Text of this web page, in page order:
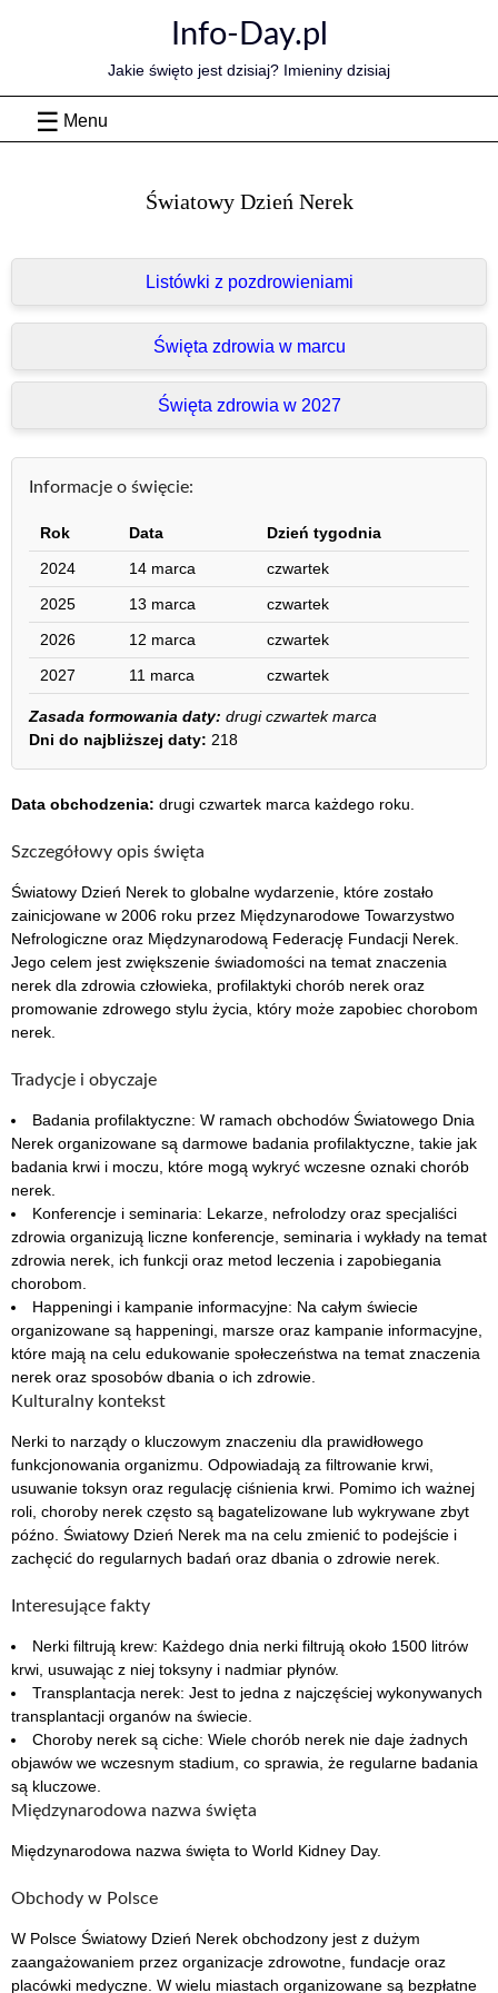
Info-Day.pl
Jakie święto jest dzisiaj? Imieniny dzisiaj
Menu
Światowy Dzień Nerek
Listówki z pozdrowieniami
Święta zdrowia w marcu
Święta zdrowia w 2027
Informacje o święcie:
Rok Data
Dzień tygodnia
2024
14 marca
czwartek
2025
13 marca
czwartek
2026
12 marca
czwartek
2027
11 marca czwartek
Zasada formowania daty: drugi czwartek marca
Dni do najbliższej daty: 218
Data obchodzenia: drugi czwartek marca każdego roku.
Szczegółowy opis święta
Światowy Dzień Nerek to globalne wydarzenie, które zostało
zainicjowane w 2006 roku przez Międzynarodowe Towarzystwo
Nefrologiczne oraz Międzynarodową Federację Fundacji Nerek.
Jego celem jest zwiększenie świadomości na temat znaczenia
nerek dla zdrowia człowieka, profilaktyki chorób nerek oraz
promowanie zdrowego stylu życia, który może zapobiec chorobom
nerek.
Tradycje i obyczaje
Badania profilaktyczne: W ramach obchodów Światowego Dnia
Nerek organizowane są darmowe badania profilaktyczne, takie jak
badania krwi i moczu, które mogą wykryć wczesne oznaki chorób
nerek.
Konferencje i seminaria: Lekarze, nefrolodzy oraz specjaliści
zdrowia organizują liczne konferencje, seminaria i wykłady na temat
zdrowia nerek, ich funkcji oraz metod leczenia i zapobiegania
chorobom.
Happeningi i kampanie informacyjne: Na całym świecie
organizowane są happeningi, marsze oraz kampanie informacyjne,
które mają na celu edukowanie społeczeństwa na temat znaczenia
nerek oraz sposobów dbania o ich zdrowie.
Kulturalny kontekst
Nerki to narządy o kluczowym znaczeniu dla prawidłowego
funkcjonowania organizmu. Odpowiadają za filtrowanie krwi,
usuwanie toksyn oraz regulację ciśnienia krwi. Pomimo ich ważnej
roli, choroby nerek często są bagatelizowane lub wykrywane zbyt
późno. Światowy Dzień Nerek ma na celu zmienić to podejście i
zachęcić do regularnych badań oraz dbania o zdrowie nerek.
Interesujące fakty
Nerki filtrują krew: Każdego dnia nerki filtrują około 1500 litrów
krwi, usuwając z niej toksyny i nadmiar płynów.
Transplantacja nerek: Jest to jedna z najczęściej wykonywanych
transplantacji organów na świecie.
Choroby nerek są ciche: Wiele chorób nerek nie daje żadnych
objawów we wczesnym stadium, co sprawia, że regularne badania
są kluczowe.
Międzynarodowa nazwa święta
Międzynarodowa nazwa święta to World Kidney Day.
Obchody w Polsce
W Polsce Światowy Dzień Nerek obchodzony jest z dużym
zaangażowaniem przez organizacje zdrowotne, fundacje oraz
placówki medyczne. W wielu miastach organizowane są bezpłatne